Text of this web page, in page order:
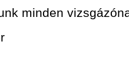
minden